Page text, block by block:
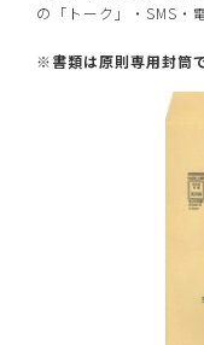
の「トーク」・SMS・
※書類は原則専用封筒